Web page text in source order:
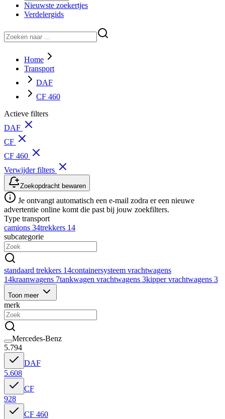
Nieuwste zoekertjes
Verdelergids
Home
Transport
DAF
CF 460
Actieve filters
DAF
CF
CF 460
Verwijder filters
Zoekopdracht bewaren
Je ontvangt automatisch een e-mail zodra er een nieuwe
advertentie online komt die past bij jouw zoekfilters.
Type transport
camions 34trekkers 14
subcategorie
standaard trekkers 14containersysteem vrachtwagens
14kraanwagens 7tankwagen vrachtwagens 3kipper vrachtwagens 3
Toon meer
merk
Mercedes-Benz
5.794
DAF
5.608
CF
928
CF 460